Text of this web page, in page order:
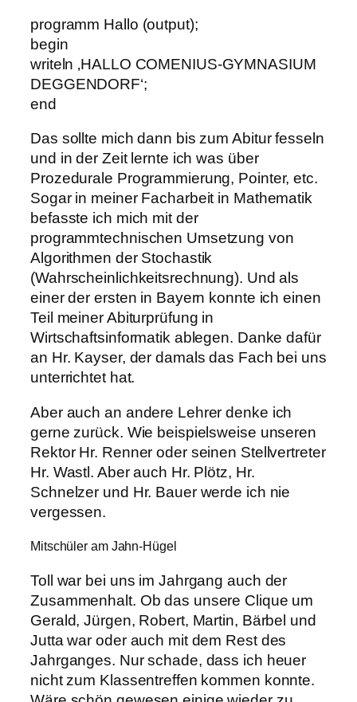
programm Hallo (output);
begin
writeln ‚HALLO COMENIUS-GYMNASIUM
DEGGENDORF‘;
end
Das sollte mich dann bis zum Abitur fesseln
und in der Zeit lernte ich was über
Prozedurale Programmierung, Pointer, etc.
Sogar in meiner Facharbeit in Mathematik
befasste ich mich mit der
programmtechnischen Umsetzung von
Algorithmen der Stochastik
(Wahrscheinlichkeitsrechnung). Und als
einer der ersten in Bayern konnte ich einen
Teil meiner Abiturprüfung in
Wirtschaftsinformatik ablegen. Danke dafür
an Hr. Kayser, der damals das Fach bei uns
unterrichtet hat.
Aber auch an andere Lehrer denke ich
gerne zurück. Wie beispielsweise unseren
Rektor Hr. Renner oder seinen Stellvertreter
Hr. Wastl. Aber auch Hr. Plötz, Hr.
Schnelzer und Hr. Bauer werde ich nie
vergessen.
Mitschüler am Jahn-Hügel
Toll war bei uns im Jahrgang auch der
Zusammenhalt. Ob das unsere Clique um
Gerald, Jürgen, Robert, Martin, Bärbel und
Jutta war oder auch mit dem Rest des
Jahrganges. Nur schade, dass ich heuer
nicht zum Klassentreffen kommen konnte.